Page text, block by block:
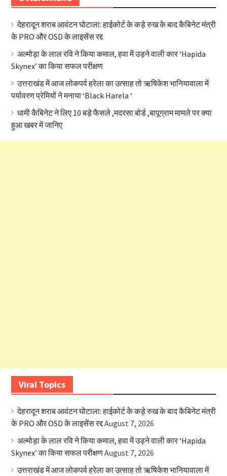
देहरादून शराब आवंटन घोटाला: हाईकोर्ट के कड़े रुख के बाद कैबिनेट मंत्री
के PRO और OSD के लाइसेंस रद्द
अल्मोड़ा के लाल रवि ने किया कमाल, हवा में उड़ने वाली कार ‘Hapida
Skynex’ का किया सफल परीक्षण
उत्तराखंड में आज लोकपर्व हरेला का उत्साह तो ऋषिकेश भानियावाला में
पर्यावरण प्रेमियों ने मनाया ‘Black Harela ‘
धामी कैबिनेट ने लिए 10 बड़े फैसले ,मदरसा बोर्ड ,बापूग्राम मामले पर क्या
हुआ खबर में जानिए
Viral Topics
देहरादून शराब आवंटन घोटाला: हाईकोर्ट के कड़े रुख के बाद कैबिनेट मंत्री
के PRO और OSD के लाइसेंस रद्दAugust 7, 2026
अल्मोड़ा के लाल रवि ने किया कमाल, हवा में उड़ने वाली कार ‘Hapida
Skynex’ का किया सफल परीक्षणAugust 7, 2026
उत्तराखंड में आज लोकपर्व हरेला का उत्साह तो ऋषिकेश भानियावाला में